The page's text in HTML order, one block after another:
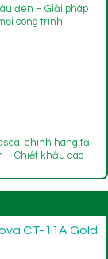
đen – Giải pháp
công trình
chính hãng tại
– Chiết khấu cao
CT-11A Gold